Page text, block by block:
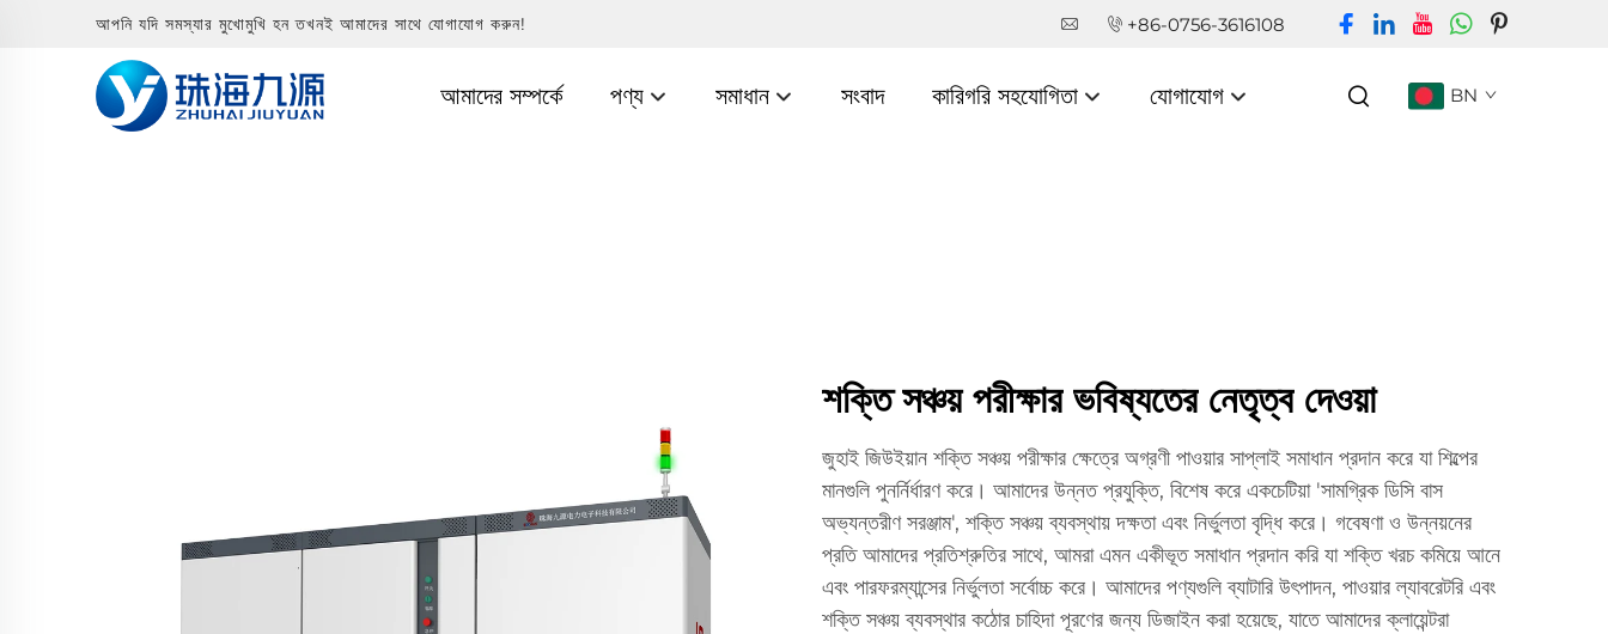
আপনি যদি সমস্যার মুখোমুখি হন তখনই আমাদের সাথে যোগাযোগ করুন! +86-0756-3616108
আমাদের সম্পর্কে পণ্য সমাধান সংবাদ কারিগরি সহযোগিতা যোগাযোগ BN
শক্তি সঞ্চয় পরীক্ষার ভবিষ্যতের নেতৃত্ব দেওয়া
জুহাই জিউইয়ান শক্তি সঞ্চয় পরীক্ষার ক্ষেত্রে অগ্রণী পাওয়ার সাপ্লাই সমাধান প্রদান করে যা শিল্পের
মানগুলি পুনর্নির্ধারণ করে। আমাদের উন্নত প্রযুক্তি, বিশেষ করে একচেটিয়া 'সামগ্রিক ডিসি বাস
অভ্যন্তরীণ সরঞ্জাম', শক্তি সঞ্চয় ব্যবস্থায় দক্ষতা এবং নির্ভুলতা বৃদ্ধি করে। গবেষণা ও উন্নয়নের
প্রতি আমাদের প্রতিশ্রুতির সাথে, আমরা এমন একীভূত সমাধান প্রদান করি যা শক্তি খরচ কমিয়ে আনে
এবং পারফরম্যান্সের নির্ভুলতা সর্বোচ্চ করে। আমাদের পণ্যগুলি ব্যাটারি উৎপাদন, পাওয়ার ল্যাবরেটরি এবং
শক্তি সঞ্চয় ব্যবস্থার কঠোর চাহিদা পূরণের জন্য ডিজাইন করা হয়েছে, যাতে আমাদের ক্লায়েন্টরা